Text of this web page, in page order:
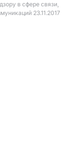
в сфере связи,
23.11.2017